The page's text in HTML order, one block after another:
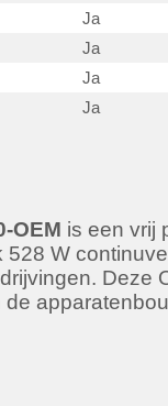
Ja
Ja
Ja
Ja
OEM is een vrij
W
Deze